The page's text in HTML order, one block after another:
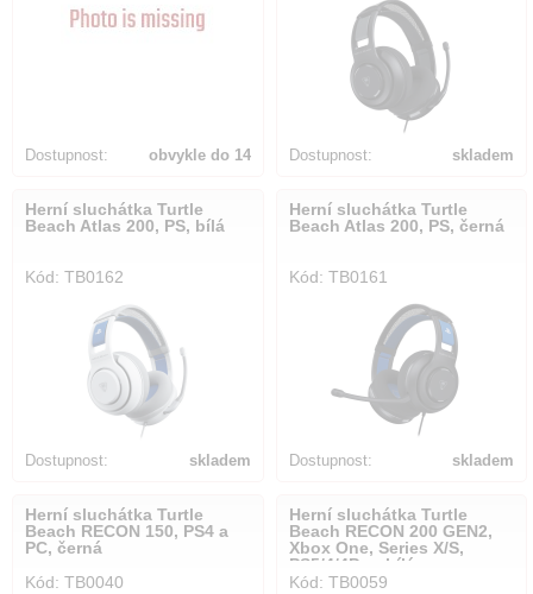
Dostupnost:
obvykle do 14
Dostupnost: skladem
Herní sluchátka Turtle
Beach Atlas 200, PS, bílá
Kód: TB0162
Dostupnost: skladem
Herní sluchátka Turtle
Beach Atlas 200, PS, černá
Kód: TB0161
Dostupnost: skladem
Herní sluchátka Turtle
Beach RECON 150, PS4 a
PC, černá
Kód: TB0040
Herní sluchátka Turtle
Beach RECON 200 GEN2,
Xbox One, Series X/S,
PS5/4/4Pro, bílá
Kód: TB0059